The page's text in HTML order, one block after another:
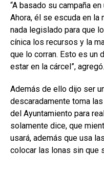
“A basado su campaña
Ahora, él se escuda en la
nada legislado para que
cínica los recursos y la
que lo corran. Esto es un
estar en la cárcel”, agregó.
Además de ello dijo ser
descaradamente toma
del Ayuntamiento para
solamente dice, que
usará, además que usa
colocar las lonas sin que